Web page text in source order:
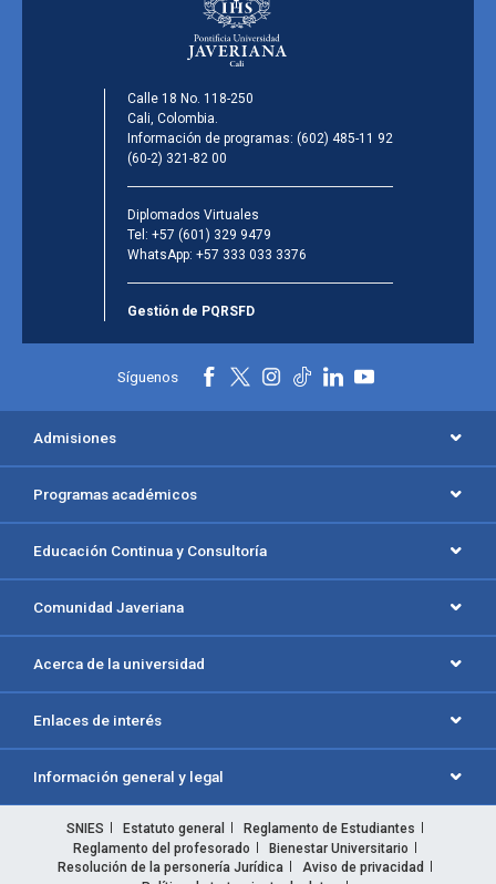
Calle 18 No. 118-250
Cali, Colombia.
Información de programas: (602) 485-11 92
(60-2) 321-82 00
Diplomados Virtuales
Tel: +57 (601) 329 9479
WhatsApp: +57 333 033 3376
Gestión de PQRSFD
Síguenos
Admisiones
Programas académicos
Educación Continua y Consultoría
Comunidad Javeriana
Acerca de la universidad
Enlaces de interés
Información general y legal
SNIES Estatuto general
Reglamento de Estudiantes
Reglamento del profesorado
Bienestar Universitario
Resolución de la personería Jurídica
Aviso de privacidad